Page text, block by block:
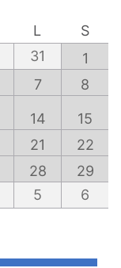
L
S
31
1
7 8
14
15
21
22
28
29
5 6